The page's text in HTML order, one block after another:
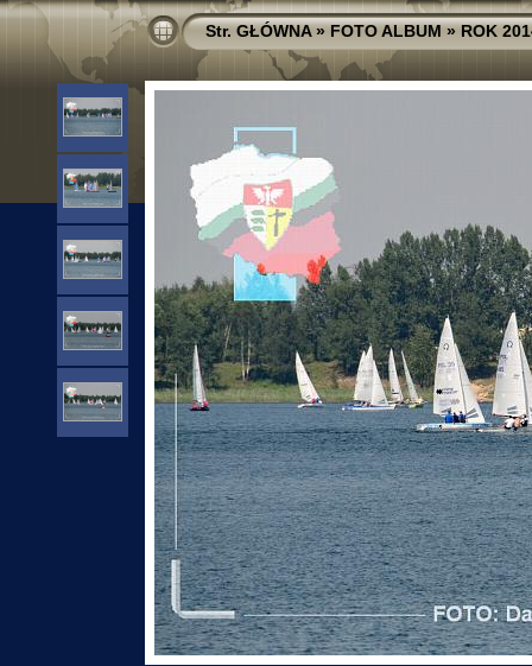
Str. GŁÓWNA»FOTO ALBUM»ROK